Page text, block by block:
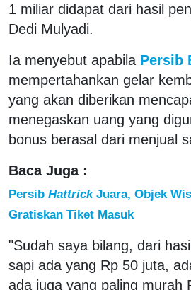
1 miliar didapat dari hasil
Dedi Mulyadi.
Ia menyebut apabila Persib
mempertahankan gelar
yang akan diberikan
menegaskan uang yang
bonus berasal dari menjual
Baca Juga :
Persib Hattrick Juara, Objek
Gratiskan Tiket Masuk
"Sudah saya bilang, dari
sapi ada yang Rp 50 juta,
ada juga yang paling murah